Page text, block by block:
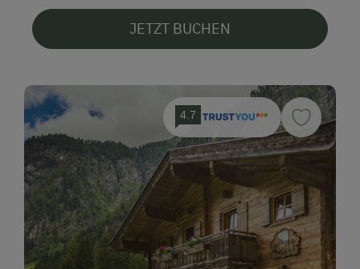
JETZT BUCHEN
4.7